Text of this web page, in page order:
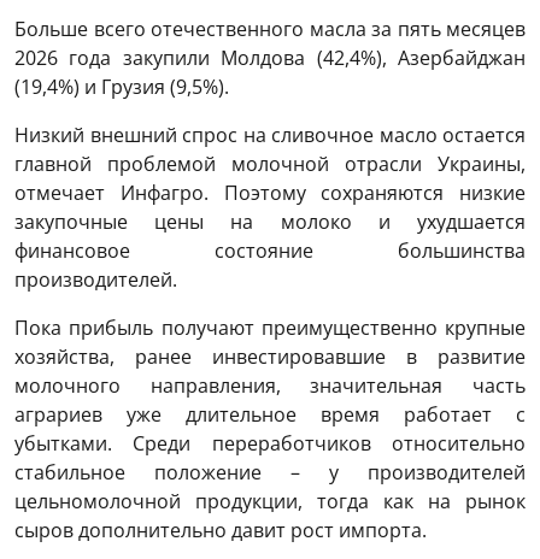
Больше всего отечественного масла за пять месяцев
2026 года закупили Молдова (42,4%), Азербайджан
(19,4%) и Грузия (9,5%).
Низкий внешний спрос на сливочное масло остается
главной проблемой молочной отрасли Украины,
отмечает Инфагро. Поэтому сохраняются низкие
закупочные цены на молоко и ухудшается
финансовое состояние большинства
производителей.
Пока прибыль получают преимущественно крупные
хозяйства, ранее инвестировавшие в развитие
молочного направления, значительная часть
аграриев уже длительное время работает с
убытками. Среди переработчиков относительно
стабильное положение – у производителей
цельномолочной продукции, тогда как на рынок
сыров дополнительно давит рост импорта.